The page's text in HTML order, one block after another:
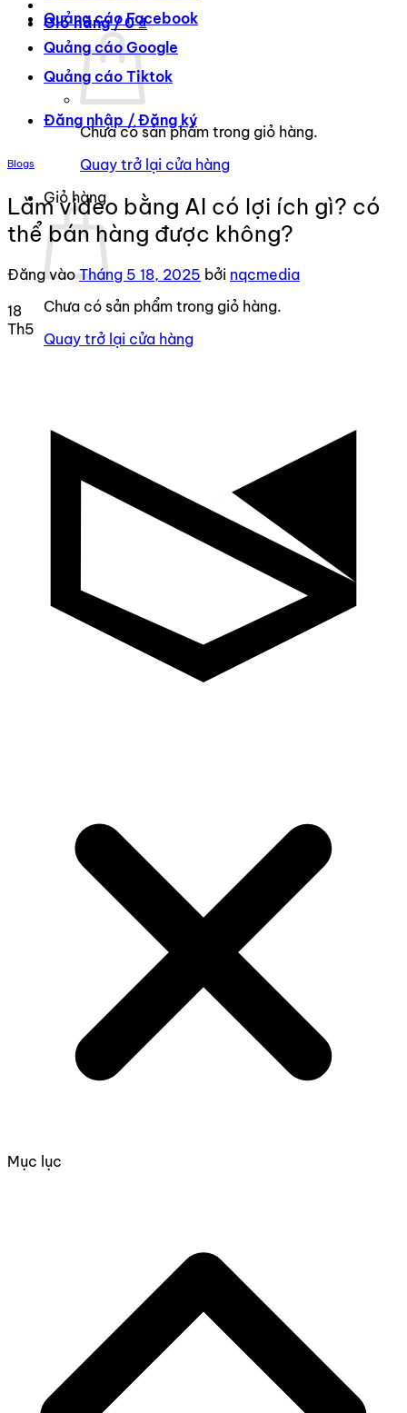
Giỏ hàng /0₫
Chưa có sản phẩm trong giỏ hàng.
Quay trở lại cửa hàng
Giỏ hàng
Chưa có sản phẩm trong giỏ hàng.
Quay trở lại cửa hàng
Quảng cáo Facebook
Quảng cáo Google
Quảng cáo Tiktok
Đăng nhập / Đăng ký
Blogs
Làm video bằng AI có lợi ích gì? có
thể bán hàng được không?
Đăng vàoTháng 5 18, 2025 bởi nqcmedia
18
Th5
Mục lục